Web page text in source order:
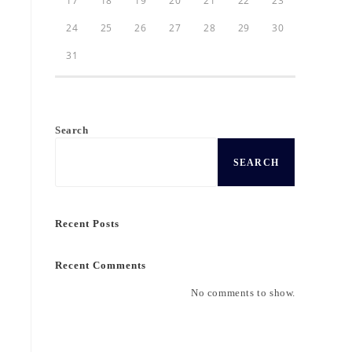
24 25 26 27 28 29 30
31
Search
SEARCH
Recent Posts
Recent Comments
No comments to show.